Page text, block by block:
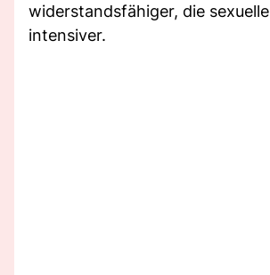
widerstandsfähiger, die sexuelle
intensiver.